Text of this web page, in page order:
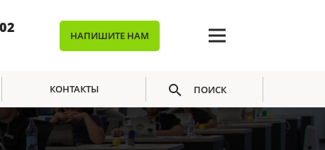
НАПИШИТЕ НАМ
КОНТАКТЫ ПОИСК